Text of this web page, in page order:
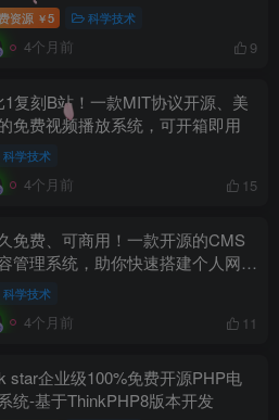
资源 ￥5 科学技术
4个月前 9
1复刻B站！一款MIT协议开源、美
免费视频播放系统，可开箱即用
科学技术
4个月前 15
免费、可商用！一款开源的CMS
管理系统，助你快速搭建个人网站
业官网
科学技术
4个月前 11
star企业级100%免费开源PHP电
统-基于ThinkPHP8版本开发